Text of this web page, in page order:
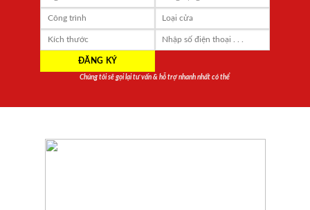
Chúng tôi sẽ gọi lại tư vấn & hỗ trợ nhanh nhất có thể